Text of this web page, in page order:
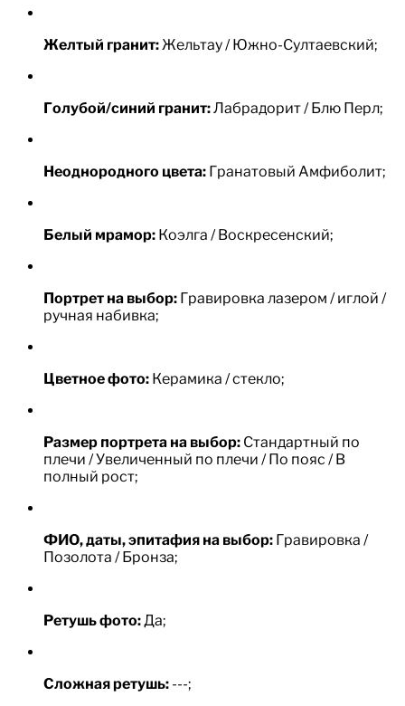
Желтый гранит:Жельтау / Южно-Султаевский;
Голубой/синий гранит:Лабрадорит / Блю Перл;
Неоднородного цвета: Гранатовый Амфиболит;
Белый мрамор: Коэлга / Воскресенский;
Портрет на выбор: Гравировка лазером / иглой /
ручная набивка;
Цветное фото: Керамика / стекло;
Размер портрета на выбор: Стандартный по
плечи / Увеличенный по плечи / По пояс / В
полный рост;
ФИО, даты, эпитафия на выбор: Гравировка /
Позолота / Бронза;
Ретушь фото:Да;
Сложная ретушь: ---;